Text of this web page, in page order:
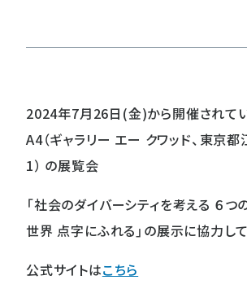
2024年7月26日(金)から開催されて
A4（ギャラリー エー クワッド、東京
1） の展覧会
「社会のダイバーシティを考える ６つ
世界 点字にふれる」の展示に協力して
公式サイトはこちら